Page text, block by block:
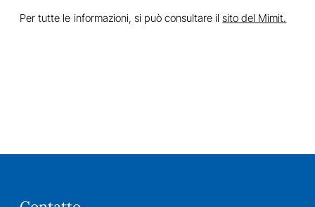
Per tutte le informazioni, si può consultare ilsito del Mimit.